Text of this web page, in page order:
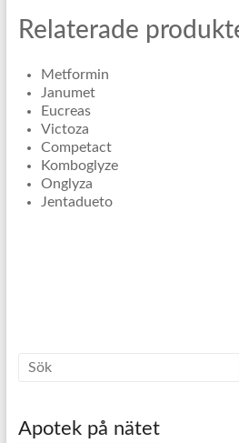
Relaterade
Metformin
Janumet
Eucreas
Victoza
Competact
Komboglyze
Onglyza
Jentadueto
Apotek på nätet